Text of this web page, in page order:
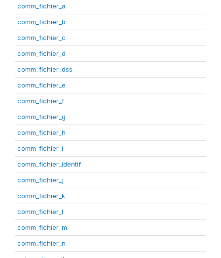
comm_fichier_a
comm_fichier_b
comm_fichier_c
comm_fichier_d
comm_fichier_dss
comm_fichier_e
comm_fichier_f
comm_fichier_g
comm_fichier_h
comm_fichier_i
comm_fichier_identif
comm_fichier_j
comm_fichier_k
comm_fichier_l
comm_fichier_m
comm_fichier_n